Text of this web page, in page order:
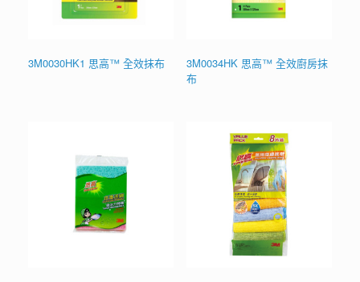
3M0030HK1 思高™ 全效抹布
3M0034HK 思高™ 全效廚房抹
布